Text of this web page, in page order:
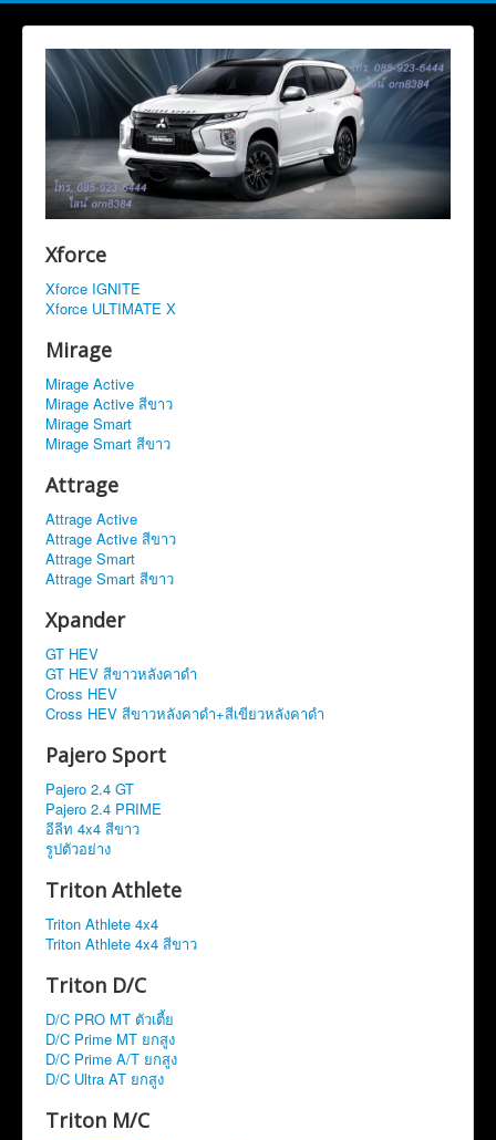
Xforce
Xforce IGNITE
Xforce ULTIMATE X
Mirage
Mirage Active
Mirage Active สีขาว
Mirage Smart
Mirage Smart สีขาว
Attrage
Attrage Active
Attrage Active สีขาว
Attrage Smart
Attrage Smart สีขาว
Xpander
GT HEV
GT HEV สีขาวหลังคาดำ
Cross HEV
Cross HEV สีขาวหลังคาดำ+สีเขียวหลังคาดำ
Pajero Sport
Pajero 2.4 GT
Pajero 2.4 PRIME
อีลีท 4x4 สีขาว
รูปตัวอย่าง
Triton Athlete
Triton Athlete 4x4
Triton Athlete 4x4 สีขาว
Triton D/C
D/C PRO MT ตัวเตี้ย
D/C Prime MT ยกสูง
D/C Prime A/T ยกสูง
D/C Ultra AT ยกสูง
Triton M/C